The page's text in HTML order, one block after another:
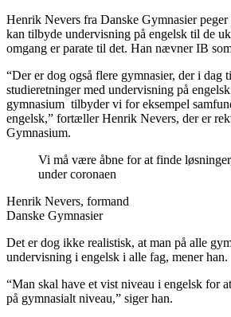
Henrik Nevers fra Danske Gymnasier
kan tilbyde undervisning på engelsk til de
omgang er parate til det. Han nævner IB
“Der er dog også flere gymnasier, der i dag
studieretninger med undervisning på
gymnasium tilbyder vi for eksempel
engelsk,” fortæller Henrik Nevers, der er
Gymnasium.
Vi må være åbne for at finde
under coronaen
Henrik Nevers, formand
Danske Gymnasier
Det er dog ikke realistisk, at man på alle
undervisning i engelsk i alle fag, mener han.
“Man skal have et vist niveau i engelsk for
på gymnasialt niveau,” siger han.